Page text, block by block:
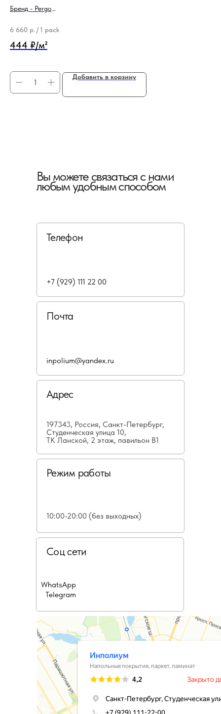
Бренд - Pergo
6 660 р. / 1 pack
444 ₽/м²
Добавить в корзину
Вы можете связаться с нами
любым удобным способом
Телефон
Почта
Адрес
197343, Россия, Санкт-Петербург,
Студенческая улица 10,
ТК Ланской, 2 этаж, павильон В1
Режим работы
10:00-20:00 (без выходных)
Соц сети
+7 (929) 111 22 00
inpolium@yandex.ru
WhatsApp
Telegram